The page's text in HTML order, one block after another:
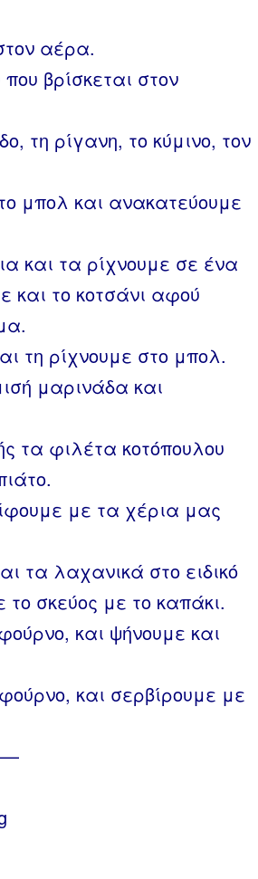
αέρα.
βρίσκεται στον
τη ρίγανη, το κύμινο, τον
μπολ και ανακατεύουμε
και τα ρίχνουμε σε ένα
και το κοτσάνι αφού
τη ρίχνουμε στο μπολ.
μαρινάδα και
τα φιλέτα κοτόπουλου
με τα χέρια μας
τα λαχανικά στο ειδικό
το σκεύος με το καπάκι.
και ψήνουμε και
και σερβίρουμε με